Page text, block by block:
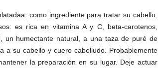
como ingrediente para tratar su cabello.
es rica en vitamina A y C, beta-carotenos,
un humectante natural, a una taza de puré de
a su cabello y cuero cabelludo. Probablemente
la preparación en su lugar. Deje actuar